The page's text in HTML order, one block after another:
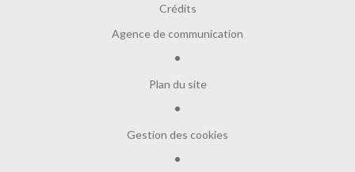
Crédits
Agence de communication
Plan du site
Gestion des cookies